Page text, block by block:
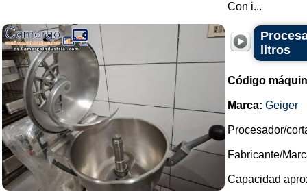
Con i...
litros
Código
Marca: Geiger
Procesador/
Fabricante/
Capacidad